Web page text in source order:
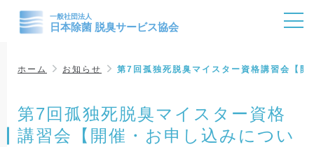
ホーム お知らせ 第7回孤独死脱臭マイスター資格講習会【開
第7回孤独死脱臭マイスター資格
講習会【開催・お申し込みについ